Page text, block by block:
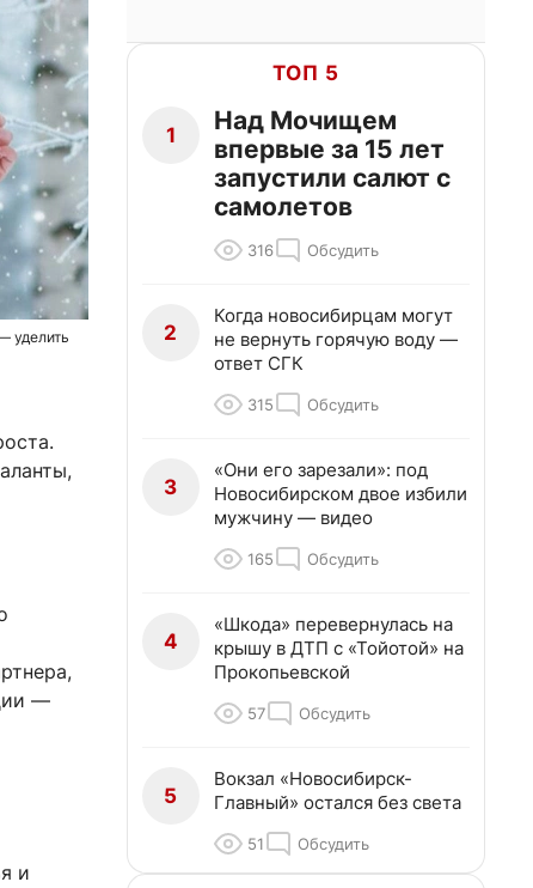
уделить
—
и
ТОП 5
1
Над Мочищем
впервые за 15 лет
запустили салют с
самолетов
316 Обсудить
2
Когда новосибирцам могут
не вернуть горячую воду —
ответ СГК
315 Обсудить
3
«Они его зарезали»: под
Новосибирском двое избили
мужчину — видео
165 Обсудить
4
«Шкода» перевернулась на
крышу в ДТП с «Тойотой» на
Прокопьевской
57 Обсудить
5
Вокзал «Новосибирск-
Главный» остался без света
51 Обсудить